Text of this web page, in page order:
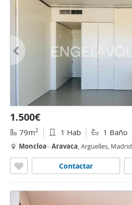
1.500€
79m2 1 Hab 1 Baño
Moncloa -Aravaca, Argüelles, Madrid
Contactar